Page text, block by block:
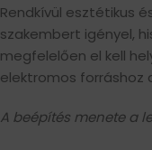
Rendkívül esztétikus
szakembert igényel,
megfelelően el kell
elektromos forráshoz
A beépítés menete a